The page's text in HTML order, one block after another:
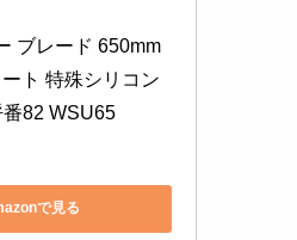
ブレード 650mm
ト 特殊シリコン
82 WSU65
で見る